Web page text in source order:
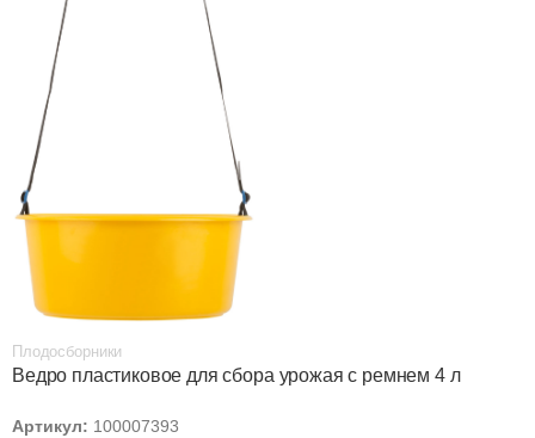
Плодосборники
Ведро пластиковое для сбора урожая с ремнем 4 л
Артикул: 100007393